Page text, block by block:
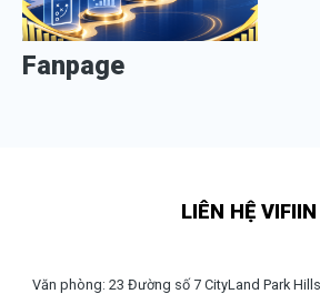
Fanpage
LIÊN HỆ VIFIIN
Văn phòng: 23 Đường số 7 CityLand Park